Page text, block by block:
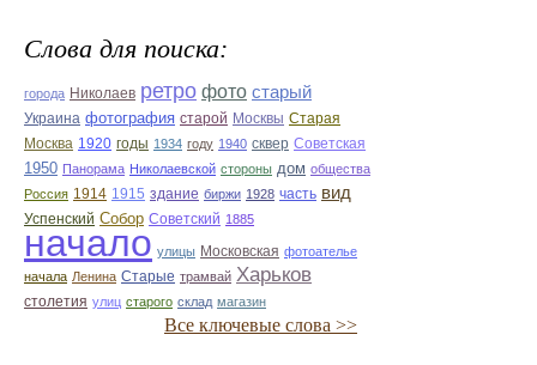
Слова для поиска:
города Николаев ретро фото старый
Украина фотография старой Москвы Старая
Москва 1920 годы 1934 году 1940 сквер Советская
1950 Панорама Николаевской стороны дом общества
Россия 1914 1915 здание биржи 1928 часть вид
Успенский Собор Советский 1885
начало улицы Московская фотоателье
начала Ленина Старые трамвай Харьков
столетия улиц старого склад магазин
Все ключевые слова >>